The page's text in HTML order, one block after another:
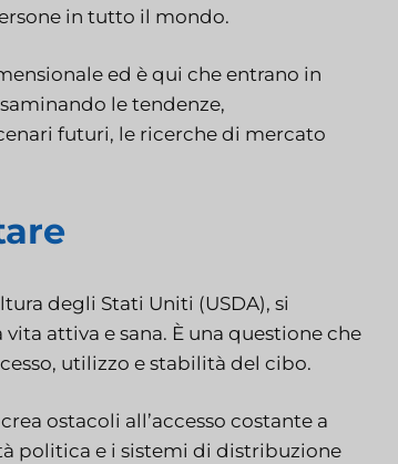
in tutto il mondo.
ed è qui che entrano in
le tendenze,
futuri, le ricerche di mercato
degli Stati Uniti (USDA), si
attiva e sana. È una questione che
utilizzo e stabilità del cibo.
ostacoli all’accesso costante a
politica e i sistemi di distribuzione